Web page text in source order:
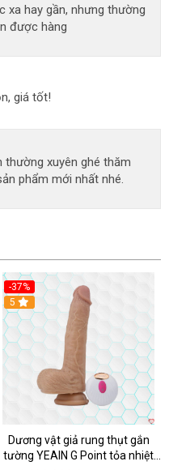
xa hay gần, nhưng thường
được hàng
giá tốt!
thường xuyên ghé thăm
phẩm mới nhất nhé.
-37%
5
Dương vật giả rung thụt gắn
tường YEAIN G Point tỏa nhiệt